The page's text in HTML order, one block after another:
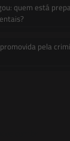
quem está
pela